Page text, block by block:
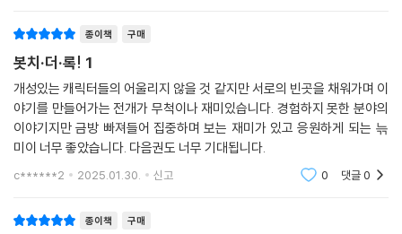
종이책 구매
봇치·더·록! 1
개성있는 캐릭터들의 어울리지 않을 것 같지만 서로의 빈곳을 채워가며 이
야기를 만들어가는 전개가 무척이나 재미있습니다. 경험하지 못한 분야의
이야기지만 금방 빠져들어 집중하며 보는 재미가 있고 응원하게 되는 늒
미이 너무 좋았습니다. 다음권도 너무 기대됩니다.
c******2 2025.01.30. 신고 0 댓글0
종이책 구매